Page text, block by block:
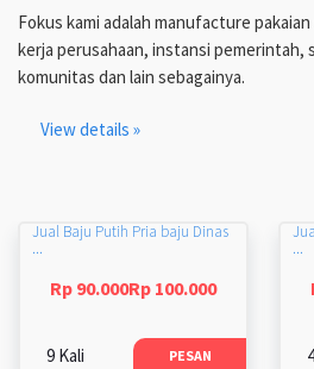
Fokus kami adalah manufacture
kerja perusahaan, instansi pemerintah,
komunitas dan lain sebagainya.
View details »
Jual Baju Putih Pria baju Dinas
...
Rp 90.000Rp 100.000
9 Kali PESAN
...